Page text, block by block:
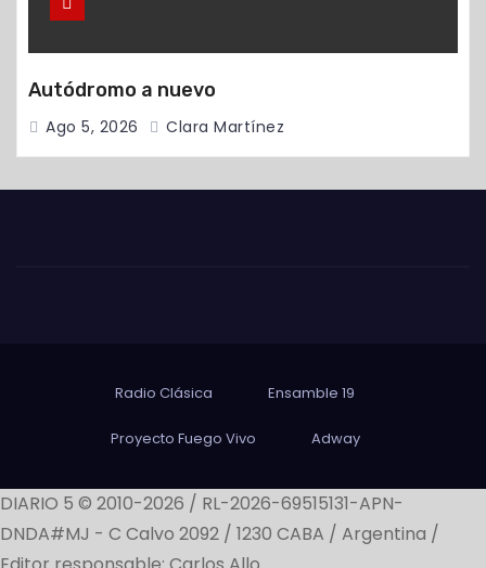
Autódromo a nuevo
Ago 5, 2026 Clara Martínez
Radio Clásica Ensamble 19
Proyecto Fuego Vivo Adway
DIARIO 5 © 2010-2026 / RL-2026-69515131-APN-
DNDA#MJ - C Calvo 2092 / 1230 CABA / Argentina /